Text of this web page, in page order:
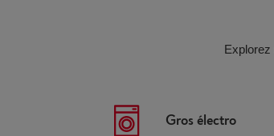
Explorez
Gros électro